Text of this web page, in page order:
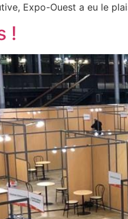
Expo-Ouest a eu le
!